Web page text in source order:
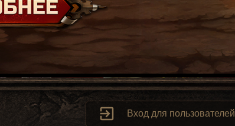
 Вход для пользователей